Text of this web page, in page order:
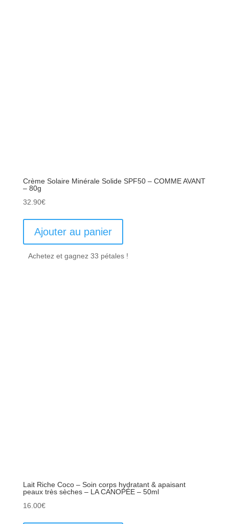
Crème Solaire Minérale Solide SPF50 – COMME AVANT
– 80g
32.90€
Ajouter au panier
Achetez et gagnez 33 pétales !
Lait Riche Coco – Soin corps hydratant & apaisant
peaux très sèches – LA CANOPÉE – 50ml
16.00€